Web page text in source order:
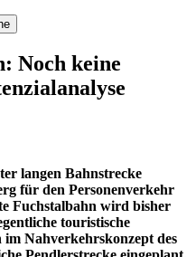
Noch keine
langen Bahnstrecke
für den Personenverkehr
Fuchstalbahn wird bisher
touristische
Nahverkehrskonzept des